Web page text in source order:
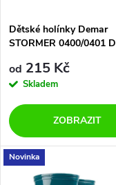
p
r
o
d
s
p
r
o
d
Dětské holínky Demar
STORMER 0400/0401 D
od 215 Kč
Skladem
ZOBRAZIT
Novinka